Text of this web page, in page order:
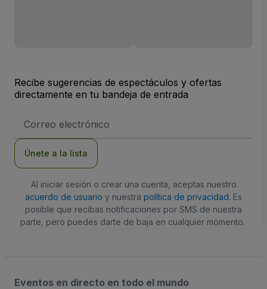
Recibe sugerencias de espectáculos y ofertas
directamente en tu bandeja de entrada
de
Únete a la lista
Al iniciar sesión o crear una cuenta, aceptas nuestro
acuerdo de usuario y nuestra política de privacidad. Es
posible que recibas notificaciones por SMS de nuestra
parte, pero puedes darte de baja en cualquier momento.
Eventos en directo en todo el mundo